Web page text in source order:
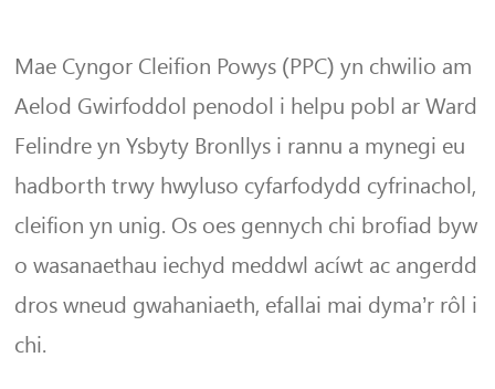
Mae Cyngor Cleifion Powys (PPC) yn chwilio am
Aelod Gwirfoddol penodol i helpu pobl ar Ward
Felindre yn Ysbyty Bronllys i rannu a mynegi eu
hadborth trwy hwyluso cyfarfodydd cyfrinachol,
cleifion yn unig. Os oes gennych chi brofiad byw
o wasanaethau iechyd meddwl acíwt ac angerdd
dros wneud gwahaniaeth, efallai mai dyma’r rôl i
chi.